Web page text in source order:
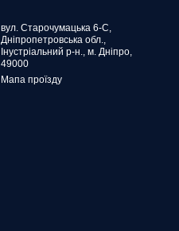
вул. Старочумацька 6-С,
Дніпропетровська обл.,
Інустріальний р-н., м. Дніпро,
49000
Мапа проїзду